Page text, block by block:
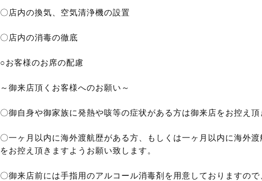
〇店内の換気、空気清浄機の設置
〇店内の消毒の徹底
○お客様のお席の配慮
～御来店頂くお客様へのお願い～
〇御自身や御家族に発熱や咳等の症状がある方は御来店をお控え頂
〇一ヶ月以内に海外渡航歴がある方、もしくは一ヶ月以内に海外
をお控え頂きますようお願い致します。
〇御来店前には手指用のアルコール消毒剤を用意しておりますので